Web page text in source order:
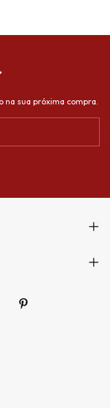
na sua próxima compra.